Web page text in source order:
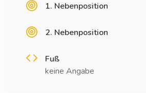
1. Nebenposition
2. Nebenposition
Fuß
keine Angabe